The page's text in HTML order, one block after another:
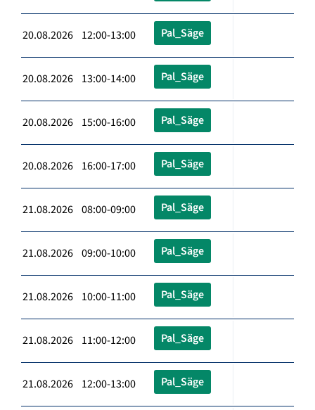
20.08.2026 12:00-13:00 Pal_Säge
20.08.2026 13:00-14:00 Pal_Säge
20.08.2026 15:00-16:00 Pal_Säge
20.08.2026 16:00-17:00 Pal_Säge
21.08.2026 08:00-09:00 Pal_Säge
21.08.2026 09:00-10:00 Pal_Säge
21.08.2026 10:00-11:00 Pal_Säge
21.08.2026 11:00-12:00 Pal_Säge
21.08.2026 12:00-13:00 Pal_Säge